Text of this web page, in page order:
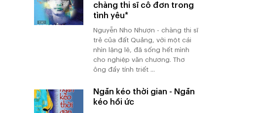
chàng thi sĩ cô đơn trong
tình yêu*
Nguyễn Nho Nhượn - chàng thi sĩ
trẻ của đất Quảng, với một cái
nhìn lặng lẽ, đã sống hết mình
cho nghiệp văn chương. Thơ
ông đầy tính triết ...
Ngăn kéo thời gian - Ngăn
kéo hồi ức